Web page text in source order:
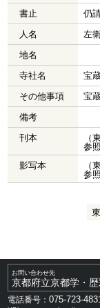
書止
仍
人名
左
地名
寺社名
宝
その他事項
宝
備考
刊本
（
参
影写本
（
参
お問い合わせ先
京都府立京都学・
電話番号：075-723-